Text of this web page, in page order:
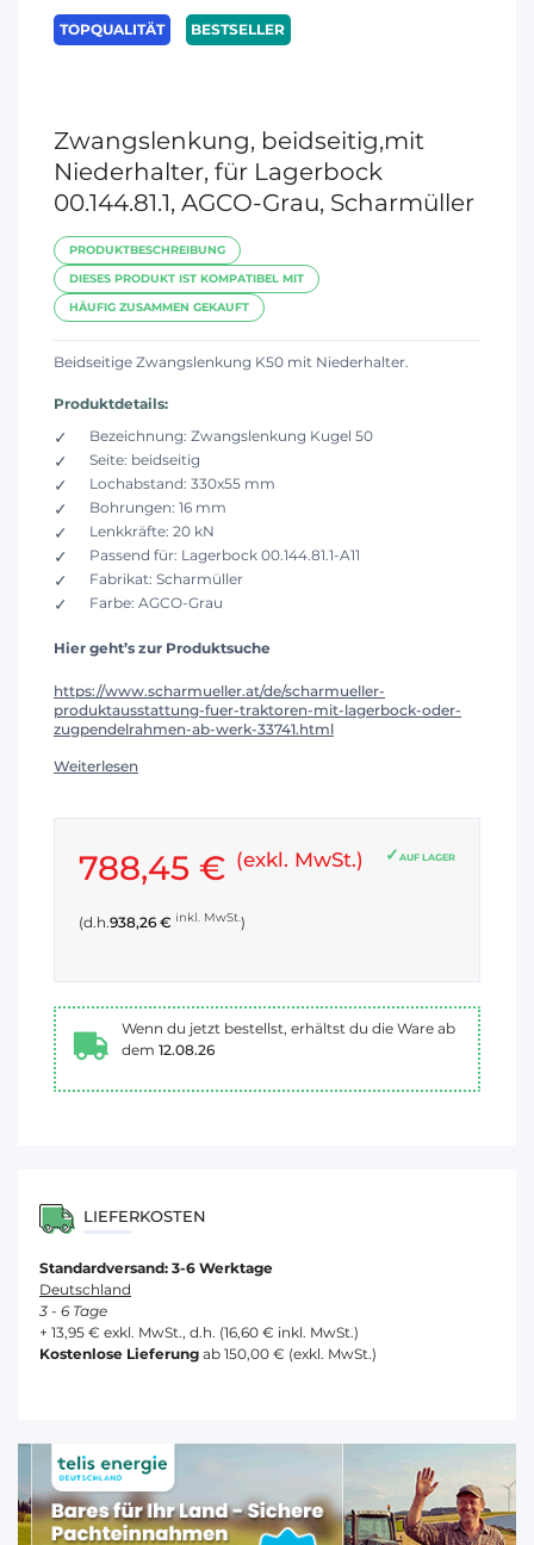
TOPQUALITÄT BESTSELLER
Zwangslenkung, beidseitig,mit
Niederhalter, für Lagerbock
00.144.81.1, AGCO-Grau, Scharmüller
PRODUKTBESCHREIBUNG
DIESES PRODUKT IST KOMPATIBEL MIT
HÄUFIG ZUSAMMEN GEKAUFT
Beidseitige Zwangslenkung K50 mit Niederhalter.
Produktdetails:
Bezeichnung: Zwangslenkung Kugel 50
Seite: beidseitig
Lochabstand: 330x55 mm
Bohrungen: 16 mm
Lenkkräfte: 20 kN
Passend für: Lagerbock 00.144.81.1-A11
Fabrikat: Scharmüller
Farbe: AGCO-Grau
Hier geht’s zur Produktsuche
https://www.scharmueller.at/de/scharmueller-
produktausstattung-fuer-traktoren-mit-lagerbock-oder-
zugpendelrahmen-ab-werk-33741.html
Weiterlesen
AUF LAGER
788,45 € (exkl. MwSt.)
(d.h.938,26 € inkl. MwSt.)
Wenn du jetzt bestellst, erhältst du die Ware ab
dem 12.08.26
LIEFERKOSTEN
Standardversand: 3-6 Werktage
Deutschland
3 - 6 Tage
+ 13,95 € exkl. MwSt., d.h. (16,60 € inkl. MwSt.)
Kostenlose Lieferung ab 150,00 € (exkl. MwSt.)